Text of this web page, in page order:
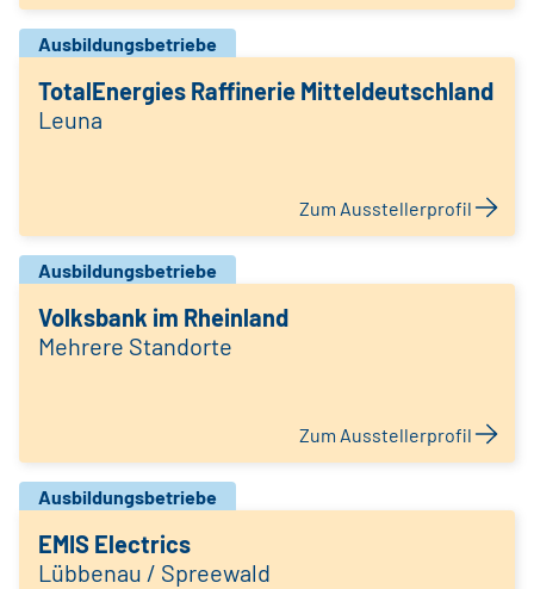
Ausbildungsbetriebe
TotalEnergies Raffinerie Mitteldeutschland
Leuna
Zum Ausstellerprofil
Ausbildungsbetriebe
Volksbank im Rheinland
Mehrere Standorte
Zum Ausstellerprofil
Ausbildungsbetriebe
EMIS Electrics
Lübbenau / Spreewald